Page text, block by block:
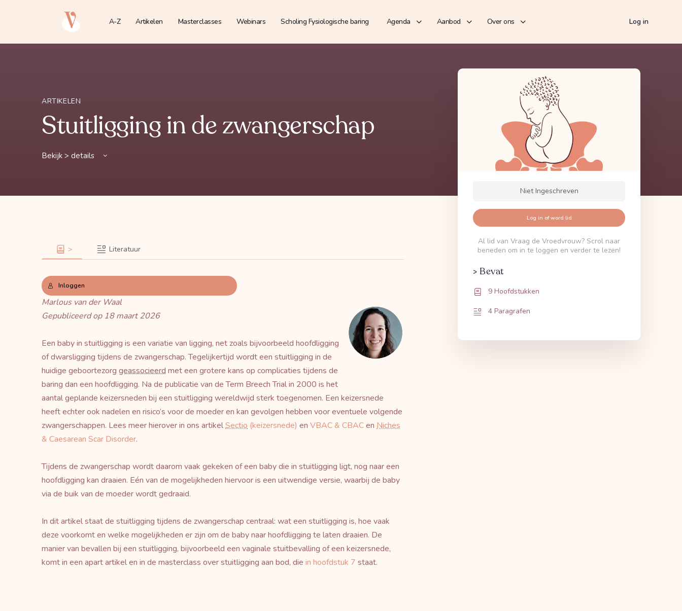
A-Z Artikelen Masterclasses Webinars Scholing Fysiologische baring Agenda Aanbod Over ons Log in
ARTIKELEN
Stuitligging in de zwangerschap
Bekijk > details
> Literatuur
Inloggen
Marlous van der Waal
Gepubliceerd op 18 maart 2026
Een baby in stuitligging is een variatie van ligging, net zoals bijvoorbeeld hoofdligging
of dwarsligging tijdens de zwangerschap. Tegelijkertijd wordt een stuitligging in de
huidige geboortezorg geassocieerd met een grotere kans op complicaties tijdens de
baring dan een hoofdligging. Na de publicatie van de Term Breech Trial in 2000 is het
aantal geplande keizersneden bij een stuitligging wereldwijd sterk toegenomen. Een keizersnede
heeft echter ook nadelen en risico’s voor de moeder en kan gevolgen hebben voor eventuele volgende
zwangerschappen. Lees meer hierover in ons artikelSectio (keizersnede) en VBAC & CBACen Niches
& Caesarean Scar Disorder.
Tijdens de zwangerschap wordt daarom vaak gekeken of een baby die in stuitligging ligt, nog naar een
hoofdligging kan draaien. Eén van de mogelijkheden hiervoor is een uitwendige versie, waarbij de baby
via de buik van de moeder wordt gedraaid.
In dit artikel staat de stuitligging tijdens de zwangerschap centraal: wat een stuitligging is, hoe vaak
deze voorkomt en welke mogelijkheden er zijn om de baby naar hoofdligging te laten draaien. De
manier van bevallen bij een stuitligging, bijvoorbeeld een vaginale stuitbevalling of een keizersnede,
komt in een apart artikel en in de masterclass over stuitligging aan bod, die in hoofdstuk 7 staat.
Niet Ingeschreven
Log in of word lid
Al lid van Vraag de Vroedvrouw? Scrol naar
beneden om in te loggen en verder te lezen!
> Bevat
9 Hoofdstukken
4 Paragrafen